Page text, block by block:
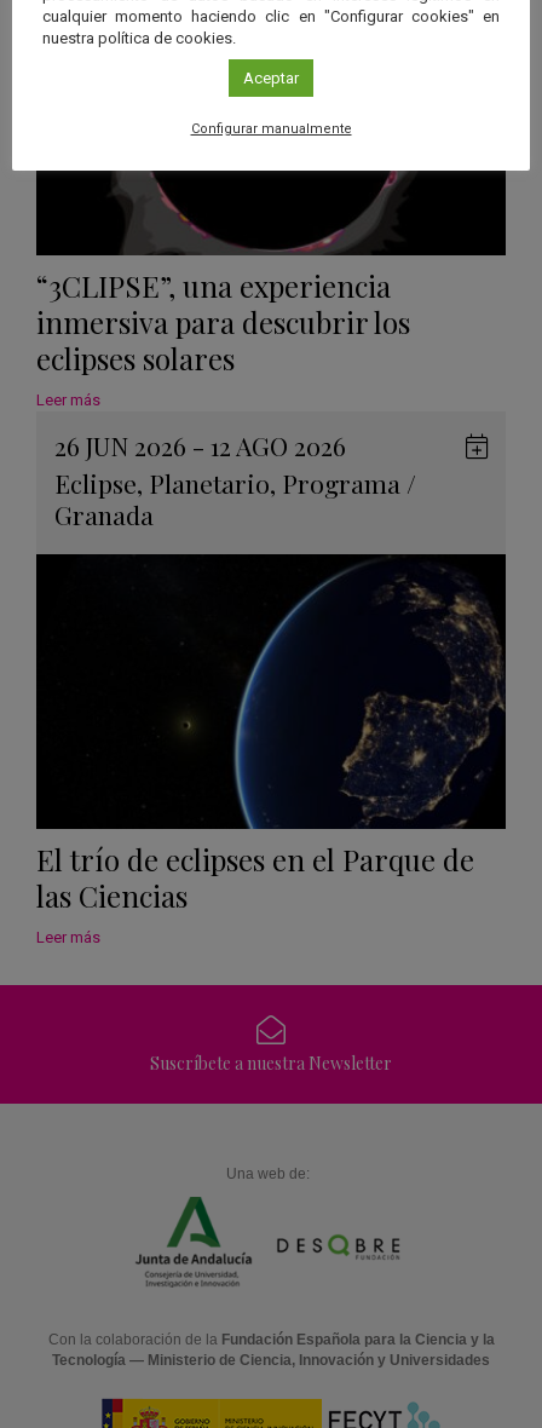
“3CLIPSE”, una experiencia
inmersiva para descubrir los
eclipses solares
Leer más
26 JUN 2026 - 12 AGO 2026
Eclipse, Planetario, Programa /
Granada
El trío de eclipses en el Parque de
las Ciencias
Leer más
Suscríbete a nuestra Newsletter
Una web de:
Con la colaboración de la Fundación Española para la Ciencia y la
Tecnología — Ministerio de Ciencia, Innovación y Universidades
cualquier momento haciendo clic en "Configurar cookies" en
nuestra política de cookies.
Aceptar
Configurar manualmente